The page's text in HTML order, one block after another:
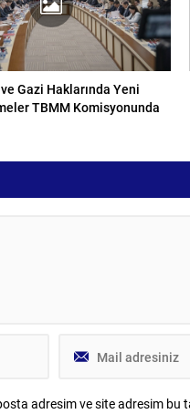
Gazi Haklarında Yeni
TBMM Komisyonunda
adresim ve site adresim bu